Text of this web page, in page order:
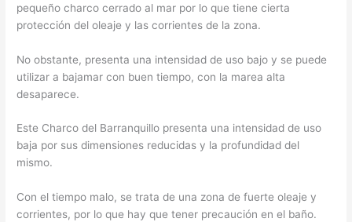
pequeño charco cerrado al mar por lo que tiene cierta
protección del oleaje y las corrientes de la zona.
No obstante, presenta una intensidad de uso bajo y se puede
utilizar a bajamar con buen tiempo, con la marea alta
desaparece.
Este Charco del Barranquillo presenta una intensidad de uso
baja por sus dimensiones reducidas y la profundidad del
mismo.
Con el tiempo malo, se trata de una zona de fuerte oleaje y
corrientes, por lo que hay que tener precaución en el baño.